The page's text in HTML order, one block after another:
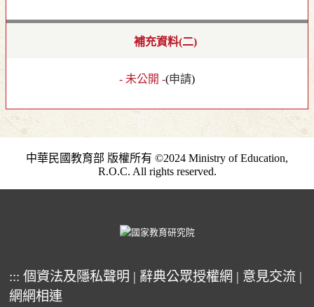
補充資料(二)
- 未公開 -(申請)
中華民國教育部 版權所有 ©2024 Ministry of Education,
R.O.C. All rights reserved.
::: 個資法及隱私聲明 | 辭典公眾授權網 | 意見交流 |
網網相連